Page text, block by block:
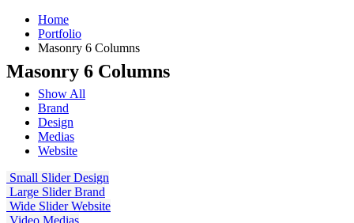
Home
Portfolio
Masonry 6 Columns
Masonry 6 Columns
Show All
Brand
Design
Medias
Website
Small Slider Design
Large Slider Brand
Wide Slider Website
Video Medias